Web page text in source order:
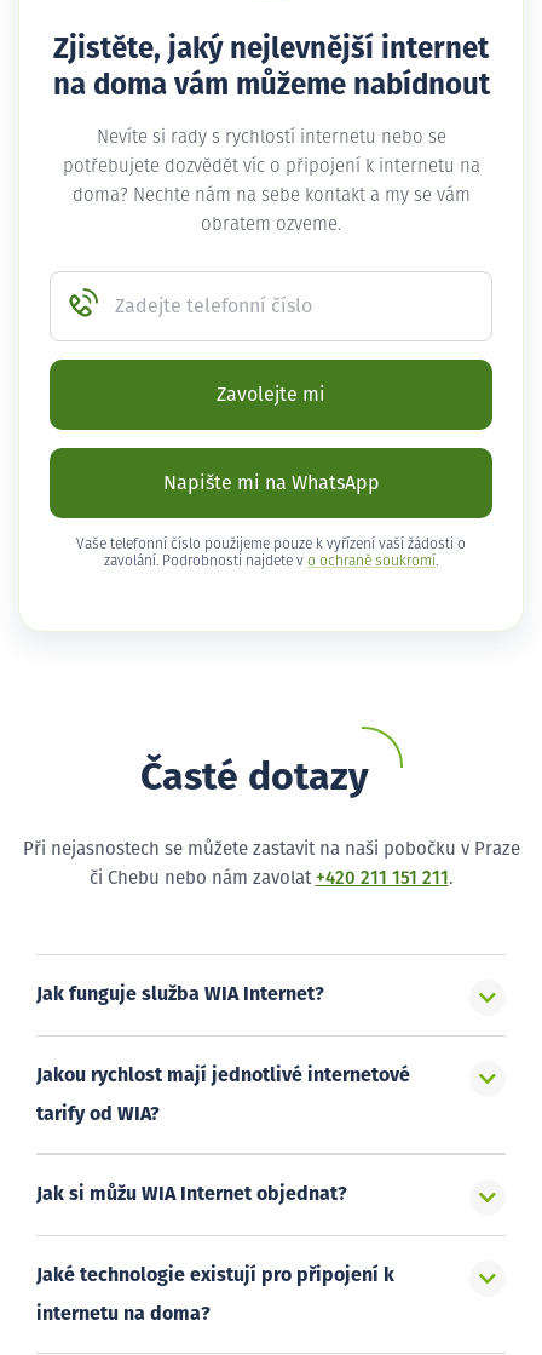
Zjistěte, jaký nejlevnější internet
na doma vám můžeme nabídnout
Nevíte si rady s rychlostí internetu nebo se
potřebujete dozvědět víc o připojení k internetu na
doma? Nechte nám na sebe kontakt a my se vám
obratem ozveme.
Zadejte telefonní číslo
Zavolejte mi
Napište mi na WhatsApp
Vaše telefonní číslo použijeme pouze k vyřízení vaší žádosti o
zavolání. Podrobnosti najdete v o ochraně soukromí .
Časté dotazy
Při nejasnostech se můžete zastavit na naši pobočku v Praze
či Chebu nebo nám zavolat +420 211 151 211 .
Jak funguje služba WIA Internet?
Jakou rychlost mají jednotlivé internetové
tarify od WIA?
Jak si můžu WIA Internet objednat?
Jaké technologie existují pro připojení k
internetu na doma?